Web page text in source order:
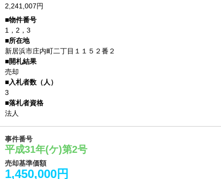
2,241,007円
1，2，3
新居浜市庄内町二丁目１１５２番２
売却
3
法人
事件番号
平成31年(ケ)第2号
売却基準価額
1,450,000円